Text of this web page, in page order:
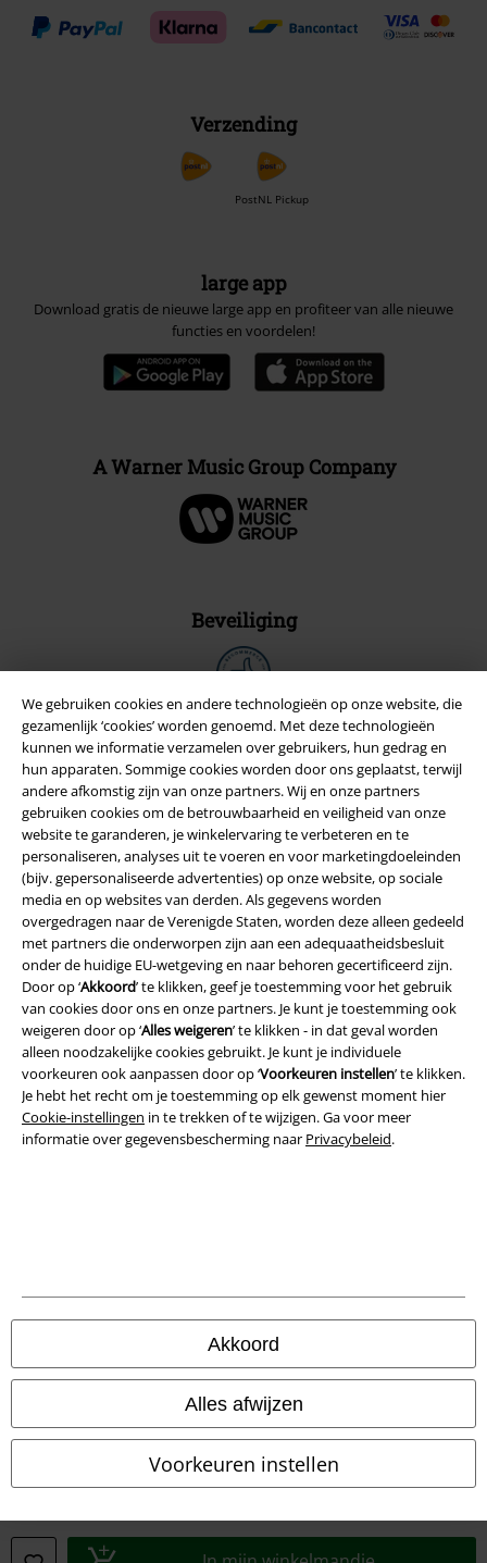
We gebruiken cookies en andere technologieën op onze website, die
gezamenlijk ‘cookies’ worden genoemd. Met deze technologieën
kunnen we informatie verzamelen over gebruikers, hun gedrag en
hun apparaten. Sommige cookies worden door ons geplaatst, terwijl
andere afkomstig zijn van onze partners. Wij en onze partners
gebruiken cookies om de betrouwbaarheid en veiligheid van onze
website te garanderen, je winkelervaring te verbeteren en te
personaliseren, analyses uit te voeren en voor marketingdoeleinden
(bijv. gepersonaliseerde advertenties) op onze website, op sociale
media en op websites van derden. Als gegevens worden
overgedragen naar de Verenigde Staten, worden deze alleen gedeeld
met partners die onderworpen zijn aan een adequaatheidsbesluit
onder de huidige EU-wetgeving en naar behoren gecertificeerd zijn.
Door op ‘Akkoord’ te klikken, geef je toestemming voor het gebruik
van cookies door ons en onze partners. Je kunt je toestemming ook
weigeren door op ‘Alles weigeren’ te klikken - in dat geval worden
alleen noodzakelijke cookies gebruikt. Je kunt je individuele
voorkeuren ook aanpassen door op ‘Voorkeuren instellen’ te klikken.
Je hebt het recht om je toestemming op elk gewenst moment hier
Cookie-instellingen in te trekken of te wijzigen. Ga voor meer
informatie over gegevensbescherming naar Privacybeleid.
Akkoord
Alles afwijzen
Voorkeuren instellen
Verzending
PostNL Pickup
large app
Download gratis de nieuwe large app en profiteer van alle nieuwe
functies en voordelen!
A Warner Music Group Company
Beveiliging
Legal
Algemene Voorwaarden
Bedrijfsgegevens
Privacyverklaring
Verklaring van conformiteit
Alle prijzen incl.wettelijke BTW
© 1986-2026 Large Popmerchandising BV
Onze online shops
EMP France